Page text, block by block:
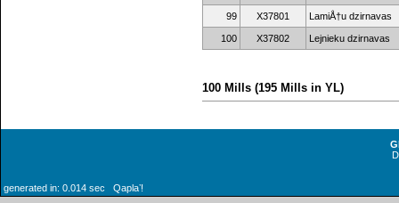
99 X37801 LamiÅ†u dzirnavas
100 X37802 Lejnieku dzirnavas
100 Mills (195 Mills in YL)
generated in: 0.014 sec Qaplaʼ!